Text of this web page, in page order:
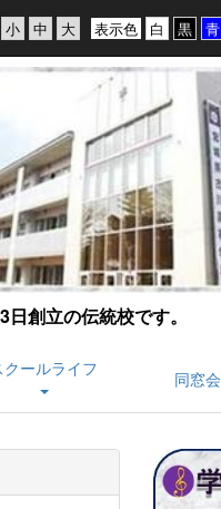
表示色
創立の伝統校です。
クールライフ 同窓会